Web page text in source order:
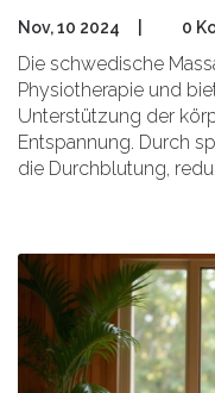
Nov, 10 2024 0
Die schwedische
Physiotherapie und
Unterstützung der
Entspannung. Durch
die Durchblutung,
stellt sie sicher, dass
gebracht werden,
Werkzeug in der
Artikel werden wir die
schwedischen